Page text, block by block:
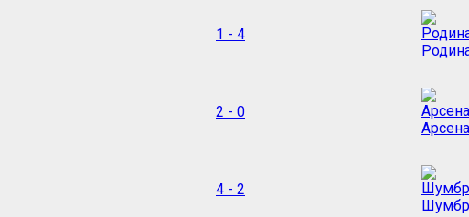
1 - 4
2 - 0
4 - 2